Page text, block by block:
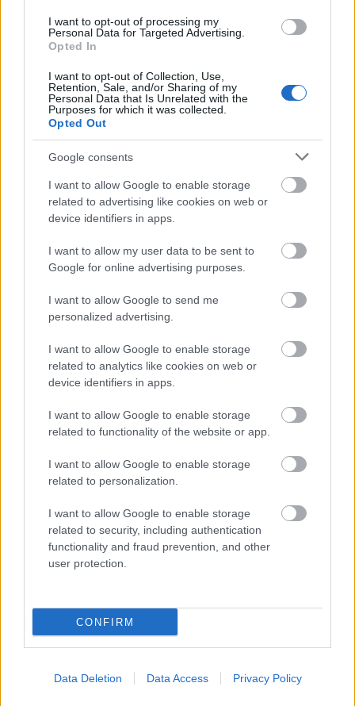
I want to opt-out of processing my
Personal Data for Targeted Advertising.
Opted In
I want to opt-out of Collection, Use,
Retention, Sale, and/or Sharing of my
Personal Data that Is Unrelated with the
Purposes for which it was collected.
Opted Out
Google consents
I want to allow Google to enable storage
related to advertising like cookies on web or
device identifiers in apps.
I want to allow my user data to be sent to
Google for online advertising purposes.
I want to allow Google to send me
personalized advertising.
I want to allow Google to enable storage
related to analytics like cookies on web or
device identifiers in apps.
I want to allow Google to enable storage
related to functionality of the website or app.
I want to allow Google to enable storage
related to personalization.
I want to allow Google to enable storage
related to security, including authentication
functionality and fraud prevention, and other
user protection.
CONFIRM
Data Deletion Data Access Privacy Policy
purple-reggel-d000064E89b568849091e.jpg
Megosztás
keresőben könnyebben megtaláld a
glamour.hu cikkeit